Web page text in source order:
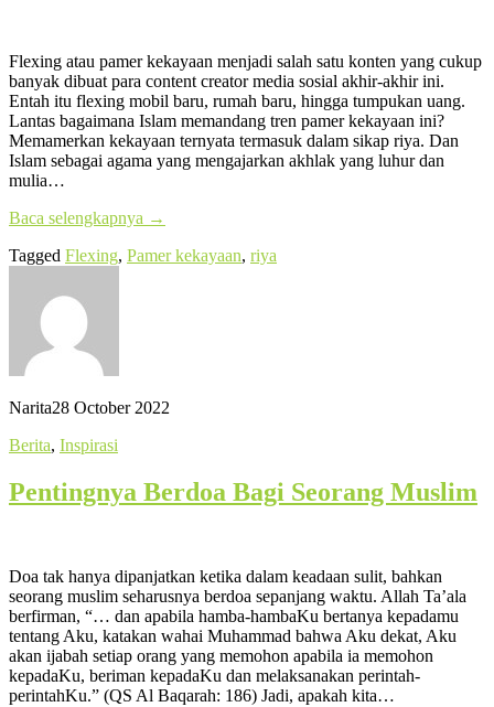
Flexing atau pamer kekayaan menjadi salah satu konten yang cukup
banyak dibuat para content creator media sosial akhir-akhir ini.
Entah itu flexing mobil baru, rumah baru, hingga tumpukan uang.
Lantas bagaimana Islam memandang tren pamer kekayaan ini?
Memamerkan kekayaan ternyata termasuk dalam sikap riya. Dan
Islam sebagai agama yang mengajarkan akhlak yang luhur dan
mulia…
Baca selengkapnya →
Tagged Flexing, Pamer kekayaan, riya
Narita28 October 2022
Berita, Inspirasi
Pentingnya Berdoa Bagi Seorang Muslim
Doa tak hanya dipanjatkan ketika dalam keadaan sulit, bahkan
seorang muslim seharusnya berdoa sepanjang waktu. Allah Ta’ala
berfirman, “… dan apabila hamba-hambaKu bertanya kepadamu
tentang Aku, katakan wahai Muhammad bahwa Aku dekat, Aku
akan ijabah setiap orang yang memohon apabila ia memohon
kepadaKu, beriman kepadaKu dan melaksanakan perintah-
perintahKu.” (QS Al Baqarah: 186) Jadi, apakah kita…